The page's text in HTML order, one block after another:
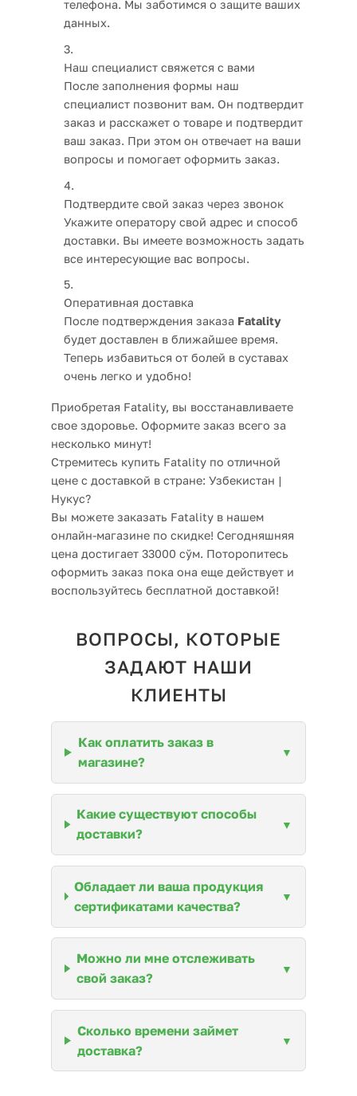
телефона. Мы заботимся о защите ваших
данных.
Наш специалист свяжется с вами
После заполнения формы наш
специалист позвонит вам. Он подтвердит
заказ и расскажет о товаре и подтвердит
ваш заказ. При этом он отвечает на ваши
вопросы и помогает оформить заказ.
Подтвердите свой заказ через звонок
Укажите оператору свой адрес и способ
доставки. Вы имеете возможность задать
все интересующие вас вопросы.
Оперативная доставка
После подтверждения заказа Fatality
будет доставлен в ближайшее время.
Теперь избавиться от болей в суставах
очень легко и удобно!
Приобретая Fatality, вы восстанавливаете
свое здоровье. Оформите заказ всего за
несколько минут!
Стремитесь купить Fatality по отличной
цене с доставкой в стране: Узбекистан |
Нукус?
Вы можете заказать Fatality в нашем
онлайн-магазине по скидке! Сегодняшняя
цена достигает 33000 сўм. Поторопитесь
оформить заказ пока она еще действует и
воспользуйтесь бесплатной доставкой!
ВОПРОСЫ, КОТОРЫЕ
ЗАДАЮТ НАШИ
КЛИЕНТЫ
Как оплатить заказ в
магазине?
Какие существуют способы
доставки?
Обладает ли ваша продукция
сертификатами качества?
Можно ли мне отслеживать
свой заказ?
Сколько времени займет
доставка?